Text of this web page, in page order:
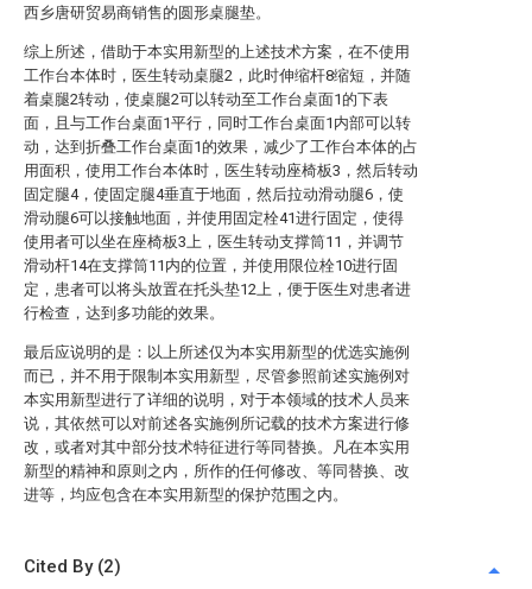
西乡唐研贸易商销售的圆形桌腿垫。
综上所述，借助于本实用新型的上述技术方案，在不使用
工作台本体时，医生转动桌腿2，此时伸缩杆8缩短，并随
着桌腿2转动，使桌腿2可以转动至工作台桌面1的下表
面，且与工作台桌面1平行，同时工作台桌面1内部可以转
动，达到折叠工作台桌面1的效果，减少了工作台本体的占
用面积，使用工作台本体时，医生转动座椅板3，然后转动
固定腿4，使固定腿4垂直于地面，然后拉动滑动腿6，使
滑动腿6可以接触地面，并使用固定栓41进行固定，使得
使用者可以坐在座椅板3上，医生转动支撑筒11，并调节
滑动杆14在支撑筒11内的位置，并使用限位栓10进行固
定，患者可以将头放置在托头垫12上，便于医生对患者进
行检查，达到多功能的效果。
最后应说明的是：以上所述仅为本实用新型的优选实施例
而已，并不用于限制本实用新型，尽管参照前述实施例对
本实用新型进行了详细的说明，对于本领域的技术人员来
说，其依然可以对前述各实施例所记载的技术方案进行修
改，或者对其中部分技术特征进行等同替换。凡在本实用
新型的精神和原则之内，所作的任何修改、等同替换、改
进等，均应包含在本实用新型的保护范围之内。
Cited By (2)